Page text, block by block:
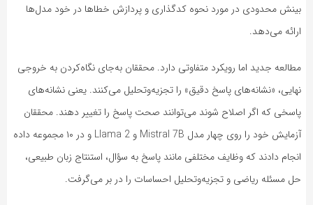
بینش محدودی در مورد نحوه کدگذاری و پردازش خطاها در خود مدل‌ها
ارائه می‌دهد.
مطالعه جدید اما رویکرد متفاوتی دارد. محققان به‌جای نگاه‌کردن به خروجی
نهایی، «نشانه‌های پاسخ دقیق» را تجزیه‌وتحلیل می‌کنند. یعنی نشانه‌های
پاسخی که اگر اصلاح شوند می‌توانند صحت پاسخ را تغییر دهند. محققان
آزمایش خود را روی چهار مدل Mistral 7B و Llama 2 و در ۱۰ مجموعه داده
انجام دادند که وظایف مختلفی مانند پاسخ به سؤال، استنتاج زبان طبیعی،
حل مسئله ریاضی و تجزیه‌وتحلیل احساسات را در بر می‌گرفت.